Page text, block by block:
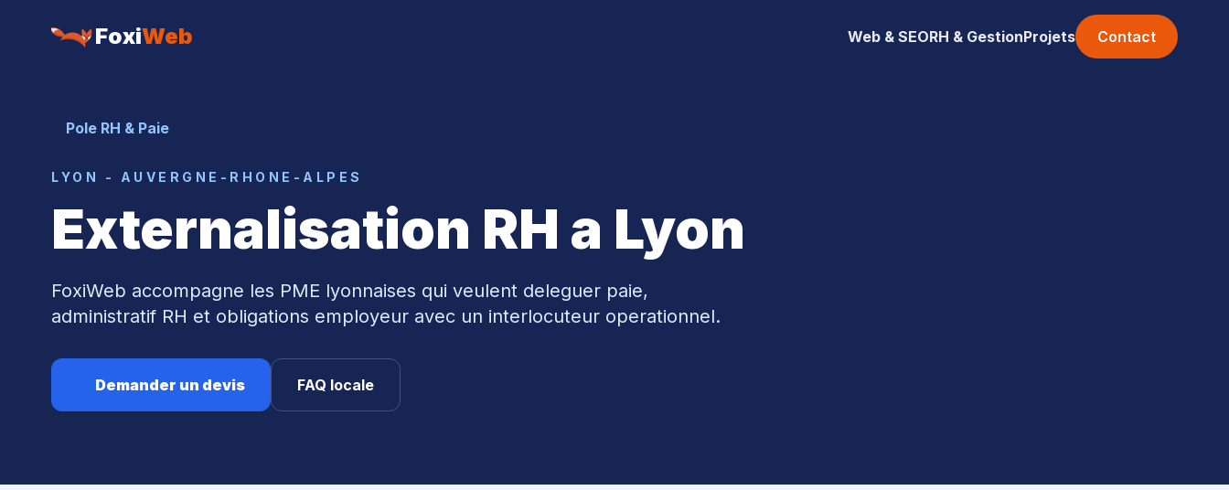
FoxiWeb Web & SEORH & GestionProjets Contact
Pole RH & Paie
LYON - AUVERGNE-RHONE-ALPES
Externalisation RH a Lyon
FoxiWeb accompagne les PME lyonnaises qui veulent deleguer paie,
administratif RH et obligations employeur avec un interlocuteur operationnel.
Demander un devis FAQ locale